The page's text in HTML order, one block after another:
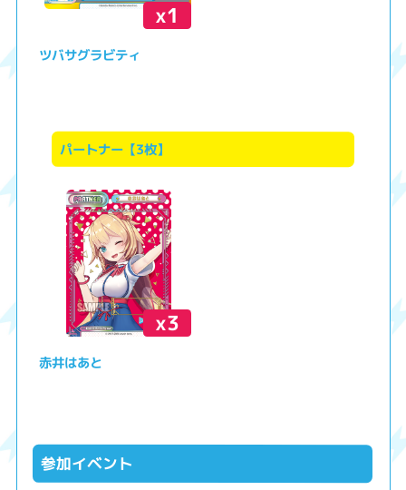
x1
ツバサグラビティ
パートナー【3枚】
x3
赤井はあと
参加イベント